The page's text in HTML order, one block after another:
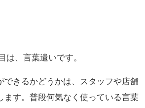
は、言葉遣いです。
できるかどうかは、スタッフや店舗
ます。普段何気なく使っている言葉